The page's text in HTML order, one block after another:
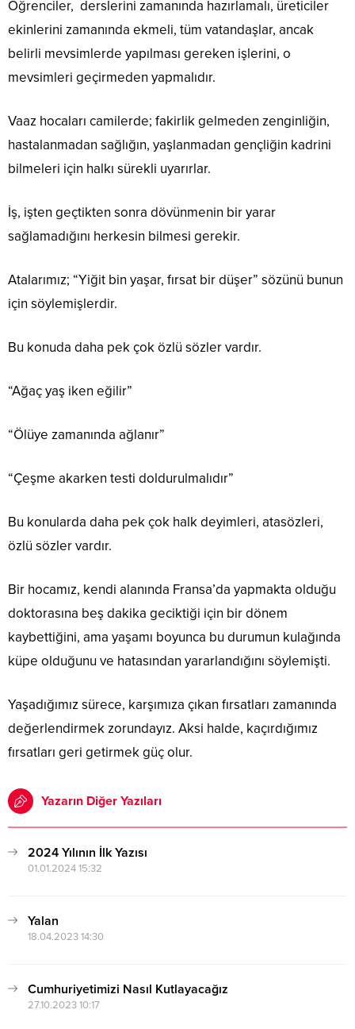
Öğrenciler, derslerini zamanında hazırlamalı, üreticiler
ekinlerini zamanında ekmeli, tüm vatandaşlar, ancak
belirli mevsimlerde yapılması gereken işlerini, o
mevsimleri geçirmeden yapmalıdır.
Vaaz hocaları camilerde; fakirlik gelmeden zenginliğin,
hastalanmadan sağlığın, yaşlanmadan gençliğin kadrini
bilmeleri için halkı sürekli uyarırlar.
İş, işten geçtikten sonra dövünmenin bir yarar
sağlamadığını herkesin bilmesi gerekir.
Atalarımız; “Yiğit bin yaşar, fırsat bir düşer” sözünü bunun
için söylemişlerdir.
Bu konuda daha pek çok özlü sözler vardır.
“Ağaç yaş iken eğilir”
“Ölüye zamanında ağlanır”
“Çeşme akarken testi doldurulmalıdır”
Bu konularda daha pek çok halk deyimleri, atasözleri,
özlü sözler vardır.
Bir hocamız, kendi alanında Fransa’da yapmakta olduğu
doktorasına beş dakika geciktiği için bir dönem
kaybettiğini, ama yaşamı boyunca bu durumun kulağında
küpe olduğunu ve hatasından yararlandığını söylemişti.
Yaşadığımız sürece, karşımıza çıkan fırsatları zamanında
değerlendirmek zorundayız. Aksi halde, kaçırdığımız
fırsatları geri getirmek güç olur.
Yazarın Diğer Yazıları
2024 Yılının İlk Yazısı
01.01.2024 15:32
Yalan
18.04.2023 14:30
Cumhuriyetimizi Nasıl Kutlayacağız
27.10.2023 10:17